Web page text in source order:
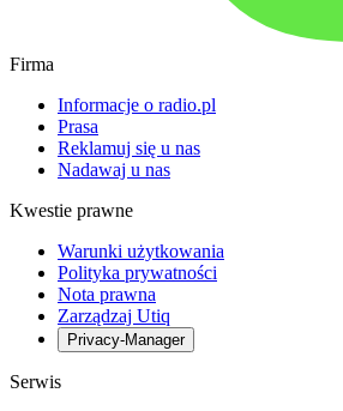
Firma
Informacje o radio.pl
Prasa
Reklamuj się u nas
Nadawaj u nas
Kwestie prawne
Warunki użytkowania
Polityka prywatności
Nota prawna
Zarządzaj Utiq
Privacy-Manager
Serwis